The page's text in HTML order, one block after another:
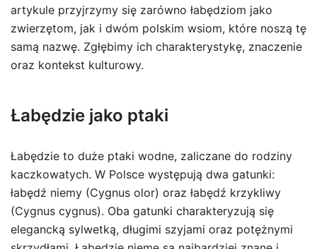
artykule przyjrzymy się zarówno łabędziom jako
zwierzętom, jak i dwóm polskim wsiom, które noszą tę
samą nazwę. Zgłębimy ich charakterystykę, znaczenie
oraz kontekst kulturowy.
Łabędzie jako ptaki
Łabędzie to duże ptaki wodne, zaliczane do rodziny
kaczkowatych. W Polsce występują dwa gatunki:
łabędź niemy (Cygnus olor) oraz łabędź krzykliwy
(Cygnus cygnus). Oba gatunki charakteryzują się
elegancką sylwetką, długimi szyjami oraz potężnymi